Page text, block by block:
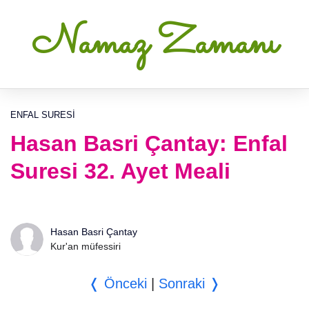
Namaz Zamanı
ENFAL SURESI
Hasan Basri Çantay: Enfal
Suresi 32. Ayet Meali
Hasan Basri Çantay
Kur'an müfessiri
❬ Önceki Sonraki ❭